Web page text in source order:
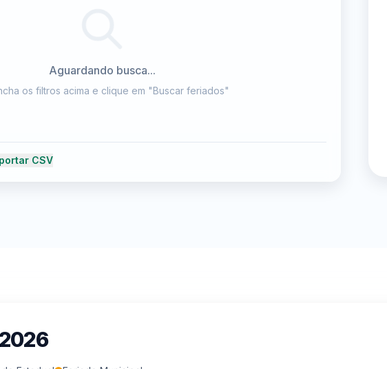
Aguardando busca...
os filtros acima e clique em "Buscar feriados"
CSV
2026